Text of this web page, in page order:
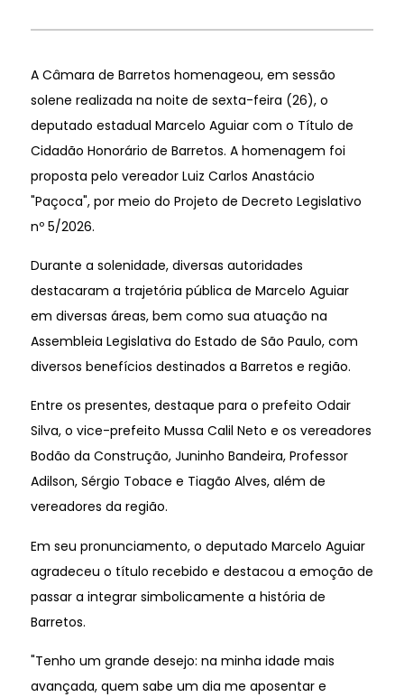
A Câmara de Barretos homenageou, em sessão
solene realizada na noite de sexta-feira (26), o
deputado estadual Marcelo Aguiar com o Título de
Cidadão Honorário de Barretos. A homenagem foi
proposta pelo vereador Luiz Carlos Anastácio
"Paçoca", por meio do Projeto de Decreto Legislativo
nº 5/2026.
Durante a solenidade, diversas autoridades
destacaram a trajetória pública de Marcelo Aguiar
em diversas áreas, bem como sua atuação na
Assembleia Legislativa do Estado de São Paulo, com
diversos benefícios destinados a Barretos e região.
Entre os presentes, destaque para o prefeito Odair
Silva, o vice-prefeito Mussa Calil Neto e os vereadores
Bodão da Construção, Juninho Bandeira, Professor
Adilson, Sérgio Tobace e Tiagão Alves, além de
vereadores da região.
Em seu pronunciamento, o deputado Marcelo Aguiar
agradeceu o título recebido e destacou a emoção de
passar a integrar simbolicamente a história de
Barretos.
"Tenho um grande desejo: na minha idade mais
avançada, quem sabe um dia me aposentar e